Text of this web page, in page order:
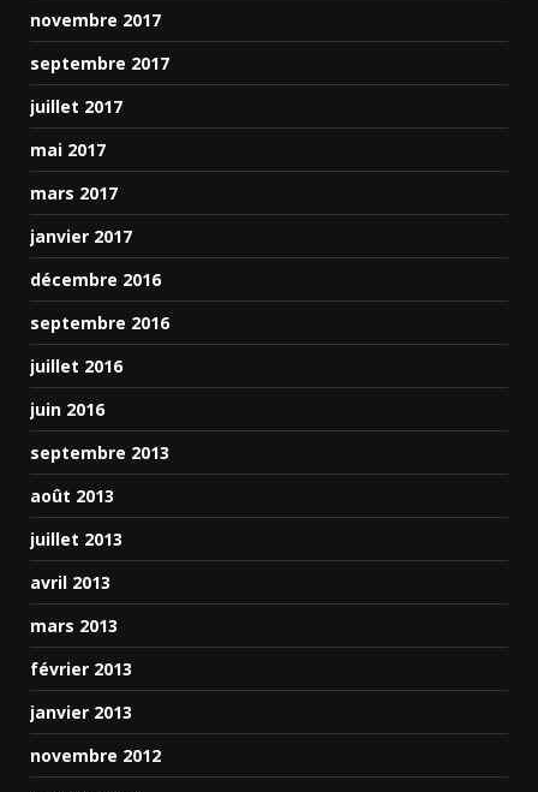
novembre 2017
septembre 2017
juillet 2017
mai 2017
mars 2017
janvier 2017
décembre 2016
septembre 2016
juillet 2016
juin 2016
septembre 2013
août 2013
juillet 2013
avril 2013
mars 2013
février 2013
janvier 2013
novembre 2012